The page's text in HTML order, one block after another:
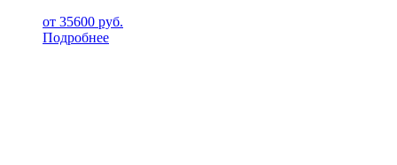
от 35600 руб.
Подробнее